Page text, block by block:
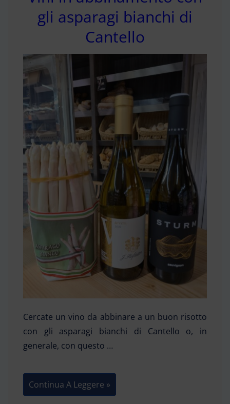
gli asparagi bianchi di
Cantello
Cercate un vino da abbinare a un buon risotto
con gli asparagi bianchi di Cantello o, in
generale, con questo …
Vini
In
Abbinamento
Continua A Leggere »